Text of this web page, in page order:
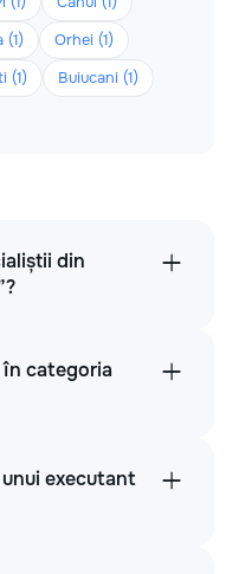
(1)
Orhei (1)
(1)
Buiucani (1)
din
categoria
executant